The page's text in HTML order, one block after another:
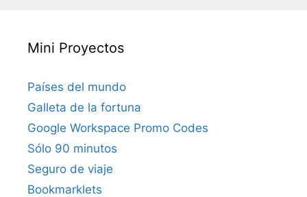
Mini Proyectos
Países del mundo
Galleta de la fortuna
Google Workspace Promo Codes
Sólo 90 minutos
Seguro de viaje
Bookmarklets